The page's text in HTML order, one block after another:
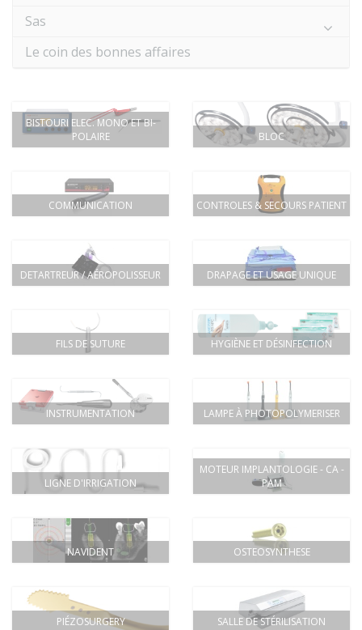
Sas
Le coin des bonnes affaires
BISTOURI ELEC. MONO ET BI-
POLAIRE
BLOC
COMMUNICATION CONTROLES & SECOURS PATIENT
DETARTREUR / AÉROPOLISSEUR DRAPAGE ET USAGE UNIQUE
FILS DE SUTURE HYGIÈNE ET DÉSINFECTION
INSTRUMENTATION LAMPE À PHOTOPOLYMERISER
LIGNE D'IRRIGATION
MOTEUR IMPLANTOLOGIE - CA -
PAM
NAVIDENT OSTEOSYNTHESE
PIÉZOSURGERY SALLE DE STÉRILISATION